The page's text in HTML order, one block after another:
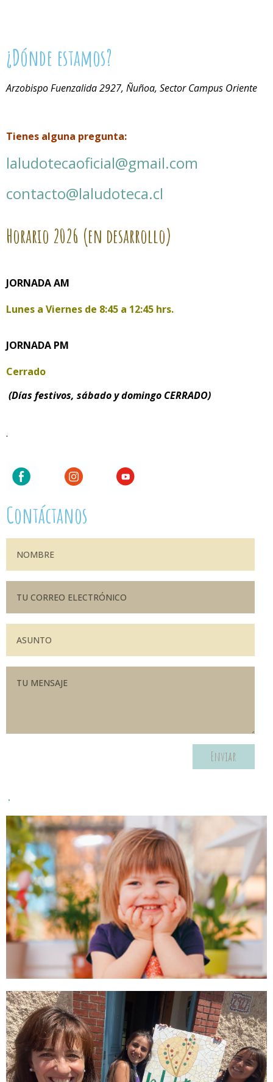
¿Dónde estamos?
Arzobispo Fuenzalida 2927, Ñuñoa, Sector Campus Oriente
Tienes alguna pregunta:
laludotecaoficial@gmail.com
contacto@laludoteca.cl
Horario 2026 (en desarrollo)
JORNADA AM
Lunes a Viernes de 8:45 a 12:45 hrs.
JORNADA PM
Cerrado
(Días festivos, sábado y domingo CERRADO)
.
Contáctanos
Enviar
.